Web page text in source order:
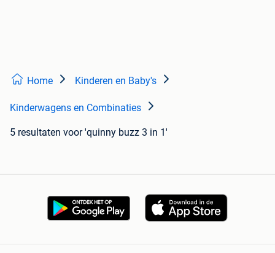
Home Kinderen en Baby's
Kinderwagens en Combinaties
5 resultaten voor 'quinny buzz 3 in 1'